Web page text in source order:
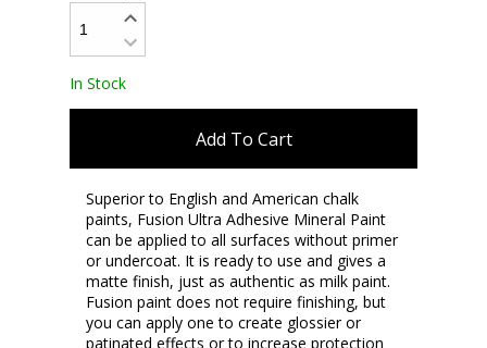
In Stock
Add To Cart
Superior to English and American chalk
paints, Fusion Ultra Adhesive Mineral Paint
can be applied to all surfaces without primer
or undercoat. It is ready to use and gives a
matte finish, just as authentic as milk paint.
Fusion paint does not require finishing, but
you can apply one to create glossier or
patinated effects or to increase protection